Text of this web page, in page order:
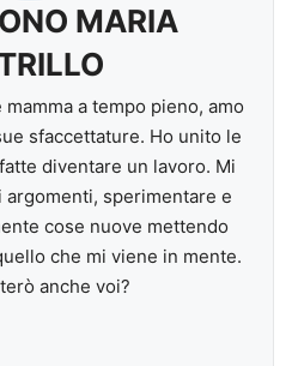
MARIA
a tempo pieno, amo
sfaccettature. Ho unito le
diventare un lavoro. Mi
argomenti, sperimentare e
cose nuove mettendo
che mi viene in mente.
anche voi?